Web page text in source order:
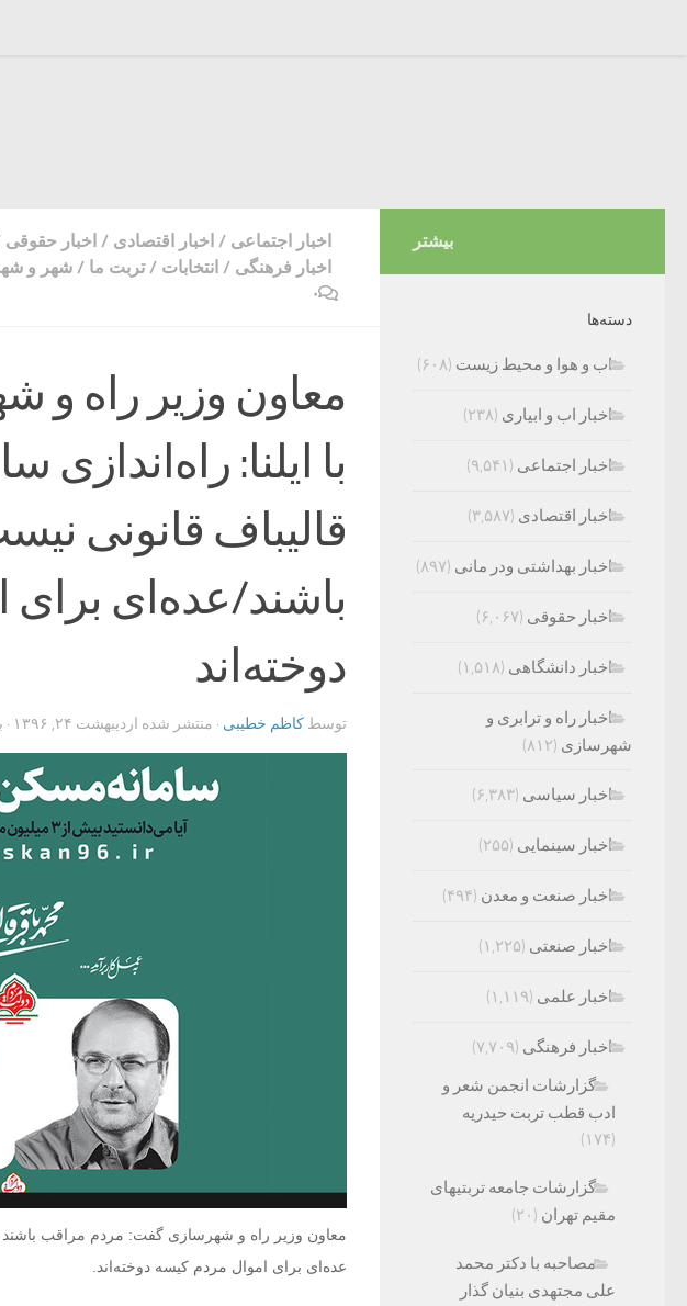
اخبار اجتماعی / اخبار اقتصادی / اخبار حقوقی
اخبار فرهنگی / انتخابات / تربت ما / شهر و
۰
معاون وزیر راه و
با ایلنا:
قالیباف قانونی
باشند/عده‌ای
دوخته‌اند
توسط کاظم خطیبی · منتشر شده اردیبهشت ۲۴, ۱۳۹۶
معاون وزیر راه و شهرسازی گفت: مردم مراقب باشند
عده‌ای برای اموال مردم کیسه دوخته‌اند.
بیشتر
دسته‌ها
اب و هوا و محیط زیست (۶۰۸)
اخبار اب و ابیاری (۲۳۸)
اخبار اجتماعی (۹,۵۴۱)
اخبار اقتصادی (۳,۵۸۷)
اخبار بهداشتی ودر مانی (۸۹۷)
اخبار حقوقی (۶,۰۶۷)
اخبار دانشگاهی (۱,۵۱۸)
اخبار راه و ترابری و
شهرسازی (۸۱۲)
اخبار سیاسی (۶,۳۸۳)
اخبار سینمایی (۲۵۵)
اخبار صنعت و معدن (۴۹۴)
اخبار صنعتی (۱,۲۲۵)
اخبار علمی (۱,۱۱۹)
اخبار فرهنگی (۷,۷۰۹)
گزارشات انجمن شعر و
ادب قطب تربت حیدریه
(۱۷۴)
گزارشات جامعه تربتیهای
مقیم تهران (۲۰)
مصاحبه با دکتر محمد
علی مجتهدی بنیان گذار